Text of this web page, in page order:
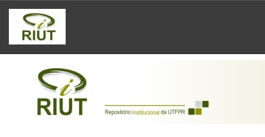
Skip
navigation